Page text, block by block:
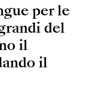
per le
del
il
il